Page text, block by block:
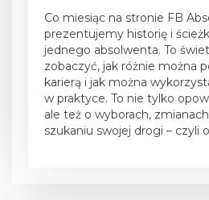
Co miesiąc na stronie FB
prezentujemy historię i
jednego absolwenta. To
zobaczyć, jak różnie można
karierą i jak można
w praktyce. To nie tylko
ale też o wyborach,
szukaniu swojej drogi – czyli